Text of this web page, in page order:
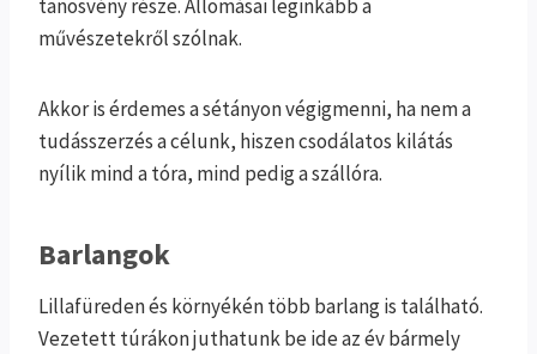
tanösvény része. Állomásai leginkább a
művészetekről szólnak.
Akkor is érdemes a sétányon végigmenni, ha nem a
tudásszerzés a célunk, hiszen csodálatos kilátás
nyílik mind a tóra, mind pedig a szállóra.
Barlangok
Lillafüreden és környékén több barlang is található.
Vezetett túrákon juthatunk be ide az év bármely